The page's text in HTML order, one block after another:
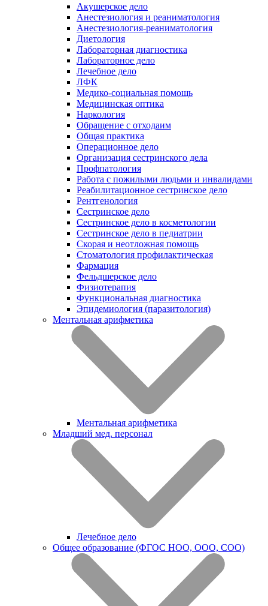
Акушерское дело
Анестезиология и реаниматология
Анестезиология-реаниматология
Диетология
Лабораторная диагностика
Лабораторное дело
Лечебное дело
ЛФК
Медико-социальная помощь
Медицинская оптика
Наркология
Обращение с отходаим
Общая практика
Операционное дело
Организация сестринского дела
Профпатология
Работа с пожилыми людьми и инвалидами
Реабилитационное сестринское дело
Рентгенология
Сестринское дело
Сестринское дело в косметологии
Сестринское дело в педиатрии
Скорая и неотложная помощь
Стоматология профилактическая
Фармация
Фельдшерское дело
Физиотерапия
Функциональная диагностика
Эпидемиология (паразитология)
Ментальная арифметика
Ментальная арифметика
Младший мед. персонал
Лечебное дело
Общее образование (ФГОС НОО, ООО, СОО)